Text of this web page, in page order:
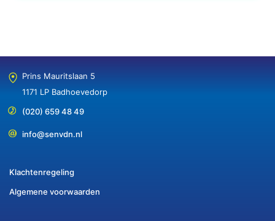
Prins Mauritslaan 5
1171 LP Badhoevedorp
(020) 659 48 49
info@senvdn.nl
Klachtenregeling
Algemene voorwaarden